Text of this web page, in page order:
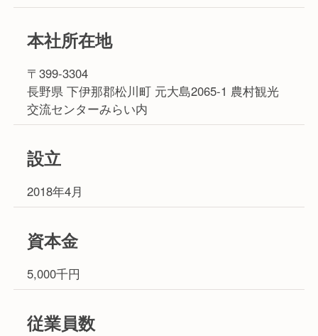
本社所在地
〒399-3304
長野県 下伊那郡松川町 元大島2065-1 農村観光
交流センターみらい内
設立
2018年4月
資本金
5,000千円
従業員数